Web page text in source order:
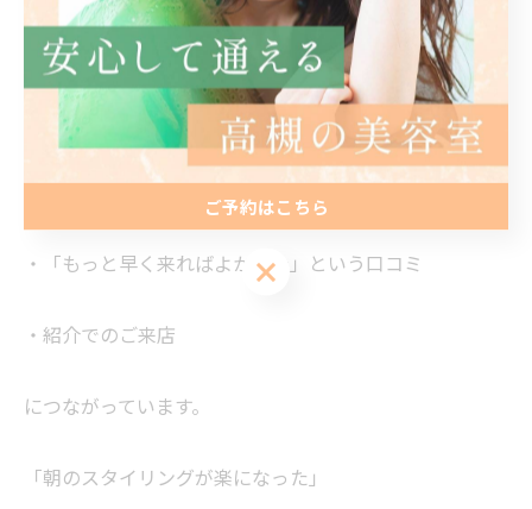
✅ 大人女性向けの落ち着いた美容室を探していた
という共通点をお持ちです。
その結果、
・リピート率の高い髪質改善メニュー
・「もっと早く来ればよかった」という口コミ
・紹介でのご来店
につながっています。
「朝のスタイリングが楽になった」
ご予約はこちら
ご予約はこちら